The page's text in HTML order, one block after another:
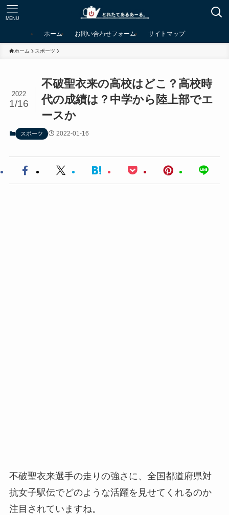
MENU
ホーム お問い合わせフォーム サイトマップ
ホーム スポーツ
不破聖衣来の高校はどこ？高校時
代の成績は？中学から陸上部でエ
ースか
2022
1/16
スポーツ 2022-01-16
不破聖衣来選手の走りの強さに、全国都道府県対
抗女子駅伝でどのような活躍を見せてくれるのか
注目されていますね。